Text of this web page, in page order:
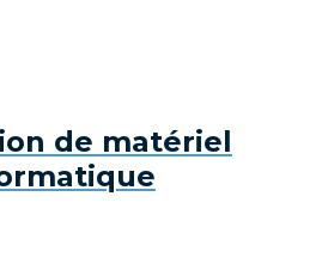
de matériel